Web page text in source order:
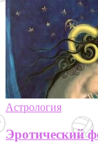
Астрология
Эротический